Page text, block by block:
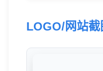
LOGO/网站截